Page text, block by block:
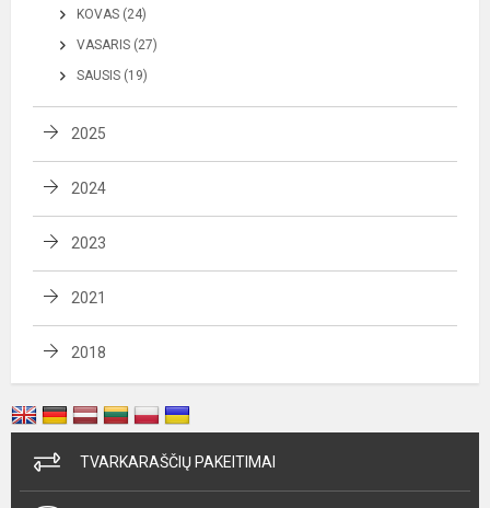
KOVAS (24)
VASARIS (27)
SAUSIS (19)
2025
2024
2023
2021
2018
TVARKARAŠČIŲ PAKEITIMAI